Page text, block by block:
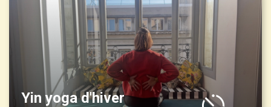
Yin yoga d'hiver